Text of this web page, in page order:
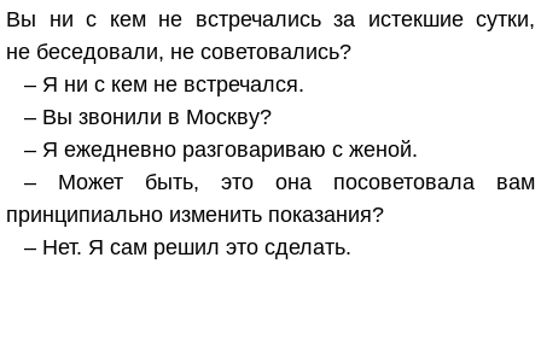
Вы ни с кем не встречались за истекшие сутки,
не беседовали, не советовались?
– Я ни с кем не встречался.
– Вы звонили в Москву?
– Я ежедневно разговариваю с женой.
– Может быть, это она посоветовала вам
принципиально изменить показания?
– Нет. Я сам решил это сделать.